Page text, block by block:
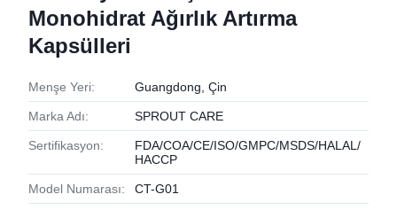
Monohidrat Ağırlık Artırma
Kapsülleri
Menşe Yeri: Guangdong, Çin
Marka Adı: SPROUT CARE
Sertifikasyon:
FDA/COA/CE/ISO/GMPC/MSDS/HALAL/
HACCP
Model Numarası: CT-G01